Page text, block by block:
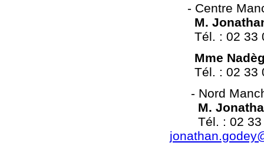
- Centre
M.
Tél. : 02 33
Mme
Tél. : 02 33
- Nord
M.
Tél. : 02 33